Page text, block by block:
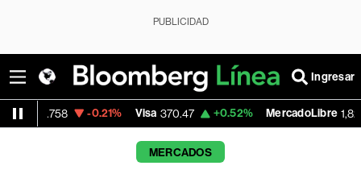
PUBLICIDAD
Ingresar
-0.21% Visa 370.47 +0.52% MercadoLibre 1,824.26 -
MERCADOS